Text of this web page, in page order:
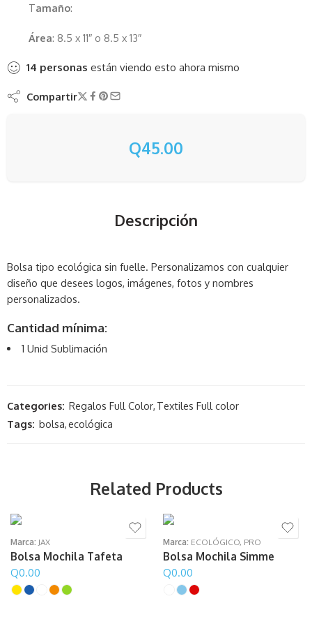
Tamaño:
Área: 8.5 x 11″ o 8.5 x 13″
14 personas están viendo esto ahora mismo
Compartir
Q45.00
Descripción
Bolsa tipo ecológica sin fuelle. Personalizamos con cualquier
diseño que desees logos, imágenes, fotos y nombres
personalizados.
Cantidad mínima:
1 Unid Sublimación
Categories: Regalos Full Color, Textiles Full color
Tags: bolsa,ecológica
Related Products
Marca: JAX
Bolsa Mochila Tafeta
Q0.00
Marca: ECOLÓGICO, PRO
Bolsa Mochila Simme
Q0.00